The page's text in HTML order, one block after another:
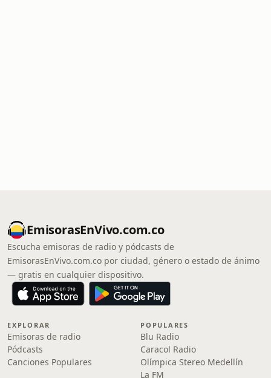
EmisorasEnVivo.com.co
Escucha emisoras de radio y pódcasts de
EmisorasEnVivo.com.co por ciudad, género o estado de ánimo
— gratis en cualquier dispositivo.
EXPLORAR
Emisoras de radio
Pódcasts
Canciones Populares
POPULARES
Blu Radio
Caracol Radio
Olímpica Stereo Medellín
La FM